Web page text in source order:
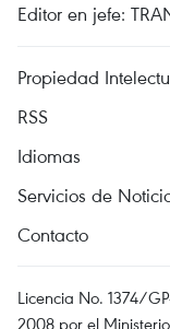
Editor en jefe:
Propiedad
RSS
Idiomas
Servicios de
Contacto
Licencia No. 1374/
2008 por el